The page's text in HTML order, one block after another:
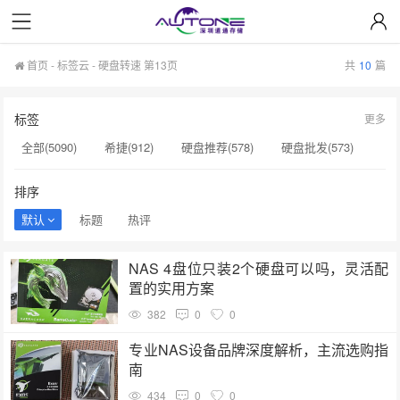
首页 -标签云- 硬盘转速 第13页 共 10 篇
标签
全部(5090) 希捷(912) 硬盘推荐(578)
硬盘批发(573)
硬盘采购(474)
希捷硬盘(471)
H20显卡(131)
H100显卡(131)
硬盘质量(130)
GPU服务器(130)
H200服务器(126)
NAS专用硬盘(120)
企业级存储(72) HAMR技术(62)
更多
排序
默认 标题 热评
NAS 4盘位只装2个硬盘可以吗，灵活配
置的实用方案
382 0 0
专业NAS设备品牌深度解析，主流选购指
南
434 0 0